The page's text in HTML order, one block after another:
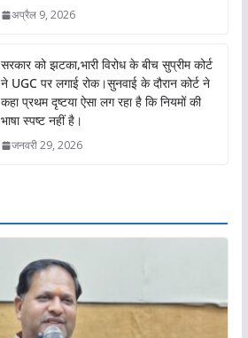
अप्रैल 9, 2026
सरकार को झटका,भारी विरोध के बीच सुप्रीम कोर्ट
ने UGC पर लगाई रोक।सुनवाई के दौरान कोर्ट ने
कहा प्रथम दृष्टया ऐसा लग रहा है कि नियमों की
भाषा स्पष्ट नहीं है।
जनवरी 29, 2026